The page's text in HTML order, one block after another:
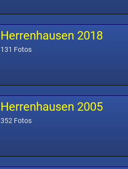
Herrenhausen 2018
131 Fotos
Herrenhausen 2005
352 Fotos